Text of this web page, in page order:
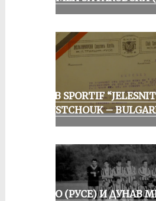
CLUB SPORTIF
ROUSTCHOUK –
ЛОКО (РУСЕ) И ДУНАВ